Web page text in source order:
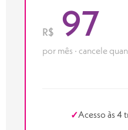
R$ 97
por mês · cancele
✓Acesso às 4